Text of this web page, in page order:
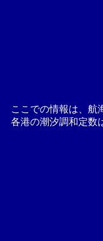
ここでの情報は、航
各港の潮汐調和定数